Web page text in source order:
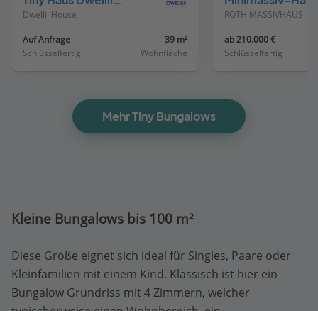
Dwellii House
Auf Anfrage
Schlüsselfertig
39 m²
Wohnfläche
ROTH MASSIVHAUS
ab 210.000 €
Schlüsselfertig
Mehr Tiny Bungalows
Kleine Bungalows bis 100 m²
Diese Größe eignet sich ideal für Singles, Paare oder
Kleinfamilien mit einem Kind. Klassisch ist hier ein
Bungalow Grundriss mit 4 Zimmern, welcher